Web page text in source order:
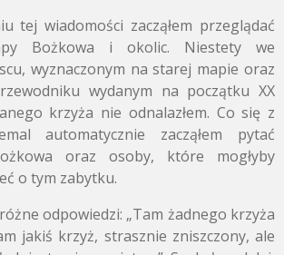
tej wiadomości zacząłem przeglądać
Bożkowa i okolic. Niestety we
wyznaczonym na starej mapie oraz
wydanym na początku XX
krzyża nie odnalazłem. Co się z
automatycznie zacząłem pytać
oraz osoby, które mogłyby
o tym zabytku.
odpowiedzi: „Tam żadnego krzyża
jakiś krzyż, strasznie zniszczony, ale